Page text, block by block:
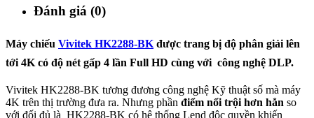
Đánh giá (0)
Máy chiếu Vivitek HK2288-BK được trang bị độ phân giải lên
tới 4K có độ nét gấp 4 lần Full HD cùng với công nghệ DLP.
Vivitek HK2288-BK tương đương công nghệ Kỹ thuật số mà máy
4K trên thị trường đưa ra. Nhưng phần điểm nổi trội hơn hẳn so
với đối đủ là HK2288-BK có hệ thống Lend độc quyền khiến